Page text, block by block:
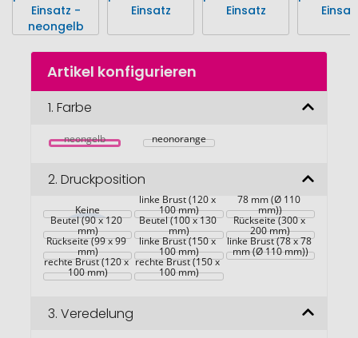
Zum
Anfang
Bildgalerie
Artikel konfigurieren
1. Farbe
neongelb neonorange
2. Druckposition
Keine
linke Brust (120 x
100 mm)
78 mm (Ø 110
mm))
Beutel (90 x 120
mm)
Beutel (100 x 130
mm)
Rückseite (300 x
200 mm)
Rückseite (99 x 99
mm)
linke Brust (150 x
100 mm)
linke Brust (78 x 78
mm (Ø 110 mm))
rechte Brust (120 x
100 mm)
rechte Brust (150 x
100 mm)
3. Veredelung